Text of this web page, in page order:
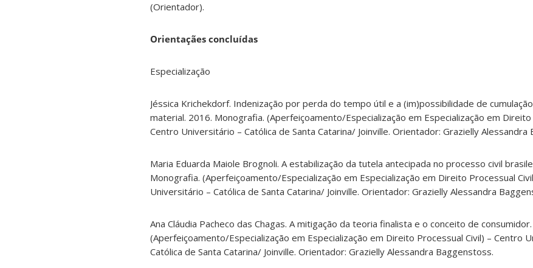
(Orientador).
Orientaçães concluídas
Especialização
Jéssica Krichekdorf. Indenização por perda do tempo útil e a (im)possibilidade de
material. 2016. Monografia. (Aperfeiçoamento/Especialização em Especialização em Direito
Centro Universitário – Católica de Santa Catarina/ Joinville. Orientador: Grazielly Alessandra
Maria Eduarda Maiole Brognoli. A estabilização da tutela antecipada no processo civil
Monografia. (Aperfeiçoamento/Especialização em Especialização em Direito Processual
Universitário – Católica de Santa Catarina/ Joinville. Orientador: Grazielly Alessandra
Ana Cláudia Pacheco das Chagas. A mitigação da teoria finalista e o conceito de
(Aperfeiçoamento/Especialização em Especialização em Direito Processual Civil) – Centro
Católica de Santa Catarina/ Joinville. Orientador: Grazielly Alessandra Baggenstoss.